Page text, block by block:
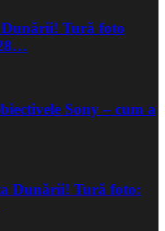
Tură foto
Sony – cum a
Dunării! Tură foto: